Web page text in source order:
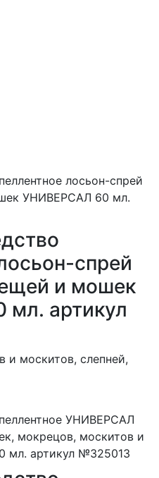
спрей
и мошек
артикул
и москитов, слепней,